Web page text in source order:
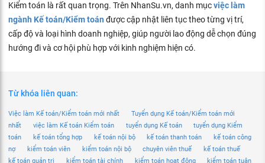
Kiểm toán là rất quan trọng. Trên NhanSu.vn, danh mụcviệc làm
ngành Kế toán/Kiểm toán được cập nhật liên tục theo từng vị trí,
cấp độ và loại hình doanh nghiệp, giúp người lao động dễ chọn đúng
hướng đi và cơ hội phù hợp với kinh nghiệm hiện có.
Từ khóa liên quan:
Việc làm Kế toán/Kiểm toán mới nhất
Tuyển dụng Kế toán/Kiểm toán mới
nhất
việc làm Kế toán Kiểm toán tuyển dụng Kế toán
tuyển dụng Kiểm
toán
kế toán tổng hợp kế toán nội bộ kế toán thanh toán
kế toán công
nợ
kiểm toán viên kiểm toán nội bộ chuyên viên thuế
kế toán thuế
kế toán quản trị
kiểm toán tài chính kiểm toán hoạt động
kiểm toán tuân